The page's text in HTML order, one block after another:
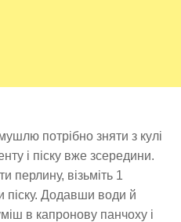
потрібно зняти з кулі
і піску вже зсередини.
перлину, візьміть 1
піску. Додавши води й
в капронову панчоху і